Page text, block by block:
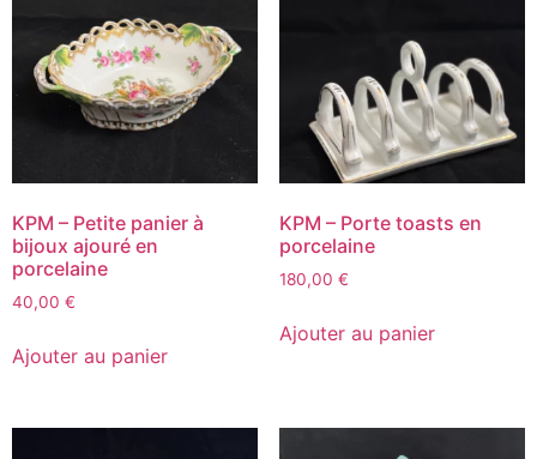
KPM – Petite panier à
bijoux ajouré en
porcelaine
40,00 €
Ajouter au panier
KPM – Porte toasts en
porcelaine
180,00 €
Ajouter au panier